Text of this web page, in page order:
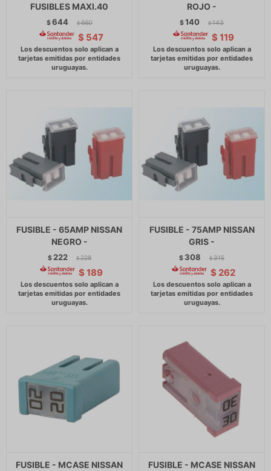
FUSIBLES MAXI.40
$644 $ 660
$ 547
ROJO -
$140 $ 143
$ 119
FUSIBLE - 65AMP NISSAN
NEGRO -
$ 222 $ 228
$ 189
FUSIBLE - 75AMP NISSAN
GRIS -
$ 308 $ 315
$ 262
FUSIBLE - MCASE NISSAN
FUSIBLE - MCASE NISSAN